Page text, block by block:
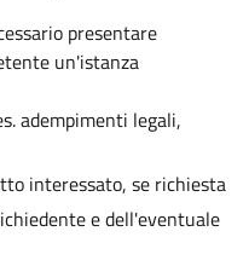
presentare
un'istanza
adempimenti legali,
interessato, se richiesta
e dell'eventuale